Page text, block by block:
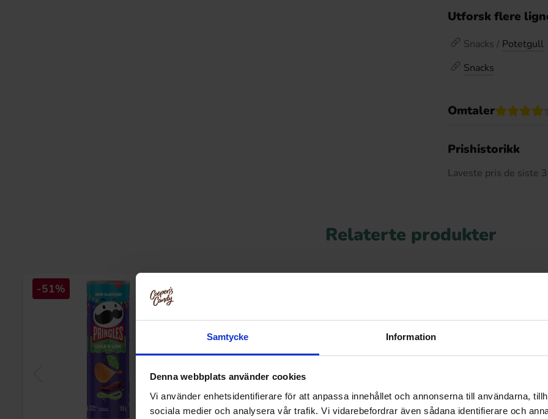
Samtycke Information
Denna webbplats använder cookies
Vi använder enhetsidentifierare för att anpassa innehållet och annonserna till användarna,
sociala medier och analysera vår trafik. Vi vidarebefordrar även sådana identifierare och
Utforsk flere
Snacks / Potetgull
Snacks
Omtaler
Prishistorikk
Laveste pris de siste
Relaterte produkter
-51%